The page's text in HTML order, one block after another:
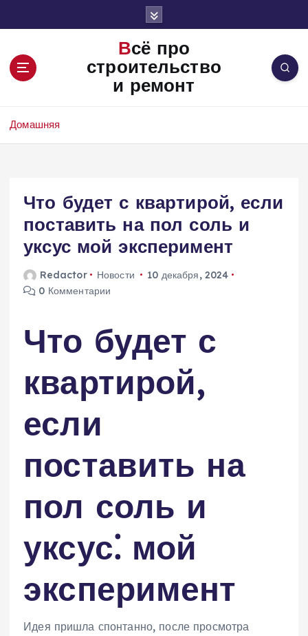
Всё про
строительство
и ремонт
Домашняя
Что будет с квартирой, если
поставить на пол соль и
уксус мой эксперимент
Redactor Новости
10 декабря, 2024
0 Комментарии
Что будет с
квартирой,
если
поставить на
пол соль и
уксус⁚ мой
эксперимент
Идея пришла спонтанно, после просмотра